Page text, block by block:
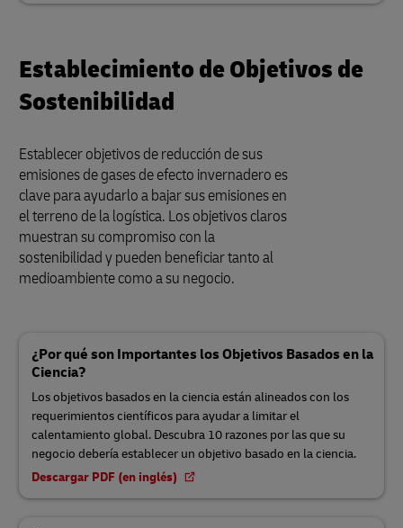
Establecimiento de Objetivos de
Sostenibilidad
Establecer objetivos de reducción de sus
emisiones de gases de efecto invernadero es
clave para ayudarlo a bajar sus emisiones en
el terreno de la logística. Los objetivos claros
muestran su compromiso con la
sostenibilidad y pueden beneficiar tanto al
medioambiente como a su negocio.
¿Por qué son Importantes los Objetivos Basados en la
Ciencia?
Los objetivos basados en la ciencia están alineados con los
requerimientos científicos para ayudar a limitar el
calentamiento global. Descubra 10 razones por las que su
negocio debería establecer un objetivo basado en la ciencia.
Descargar PDF (en inglés)